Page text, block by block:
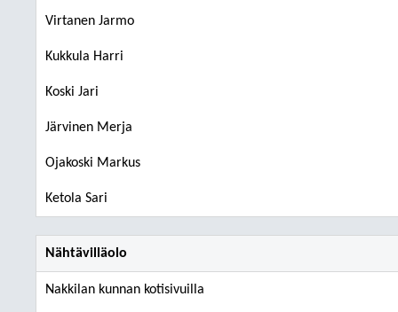
Virtanen Jarmo
Kukkula Harri
Koski Jari
Järvinen Merja
Ojakoski Markus
Ketola Sari
Nähtävilläolo
Nakkilan kunnan kotisivuilla